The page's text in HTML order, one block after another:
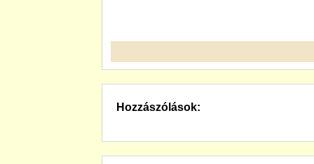
Hozzászólások: